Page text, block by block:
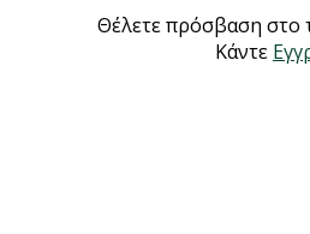
Θέλετε πρόσβαση στο
Κάντε